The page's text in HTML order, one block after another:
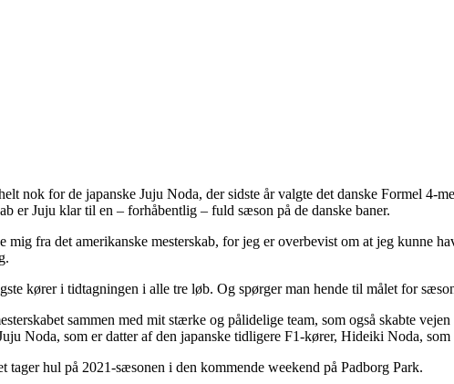
nok for de japanske Juju Noda, der sidste år valgte det danske Formel 4-
er Juju klar til en – forhåbentlig – fuld sæson på de danske baner.
fra det amerikanske mesterskab, for jeg er overbevist om at jeg kunne
kører i tidtagningen i alle tre løb. Og spørger man hende til målet for
sammen med mit stærke og pålidelige team, som også skabte
Noda, som er datter af den japanske tidligere F1-kører, Hideiki Noda,
tager hul på 2021-sæsonen i den kommende weekend på Padborg Park.